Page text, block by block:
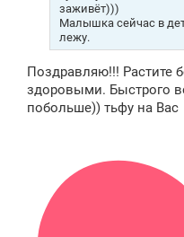
заживёт)))
Малышка сейчас в
лежу.
Поздравляю!!! Растите
здоровыми. Быстрого
побольше)) тьфу на Вас